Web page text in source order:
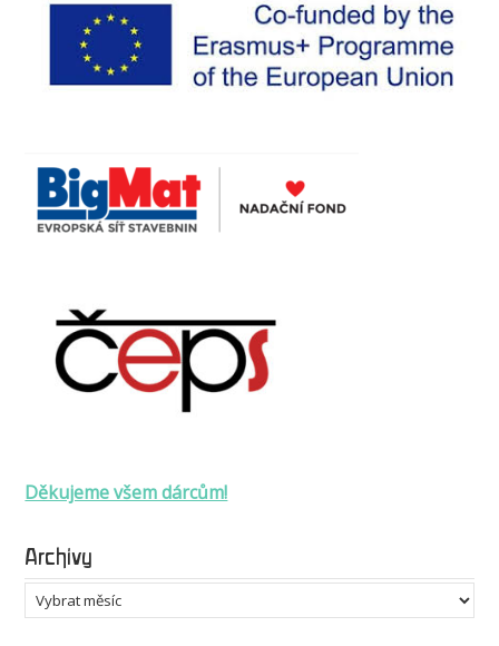
Děkujeme všem dárcům!
Archivy
Archivy